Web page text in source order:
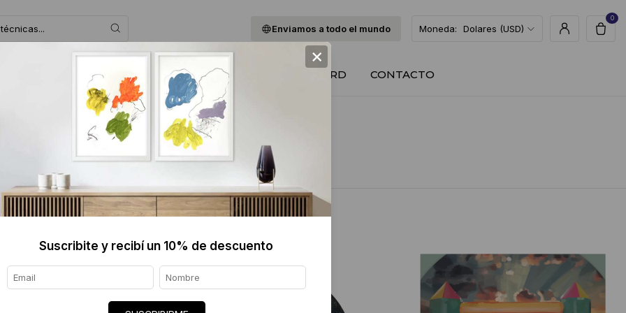
Enviamos a todo el mundo Moneda: Dolares (USD)
0
BLOG QUIENES SOMOS GIFT CARD CONTACTO
×
Suscribite y recibí un 10% de descuento